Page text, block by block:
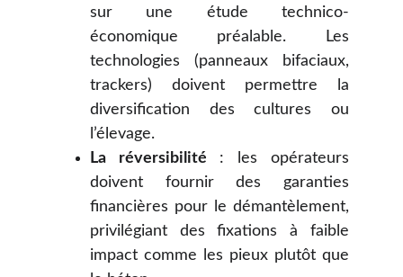
sur une étude technico-
économique préalable. Les
technologies (panneaux bifaciaux,
trackers) doivent permettre la
diversification des cultures ou
l’élevage.
La réversibilité : les opérateurs
doivent fournir des garanties
financières pour le démantèlement,
privilégiant des fixations à faible
impact comme les pieux plutôt que